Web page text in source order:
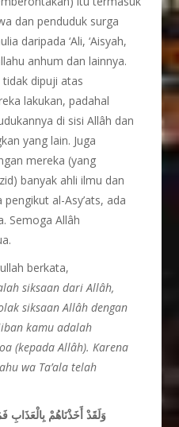
dan penduduk surga
daripada ‘Ali, ‘Aisyah,
anhum dan lainnya.
dipuji atas
lakukan, padahal
di sisi Allâh dan
yang lain. Juga
mereka (yang
banyak ahli ilmu dan
al-Asy’ats, ada
Semoga Allâh
berkata,
siksaan dari Allâh,
siksaan Allâh dengan
kamu adalah
(kepada Allâh). Karena
wa Ta’ala telah
وَلَقَدْ أَخَذْنَاهُمْ بِالْعَذَابِ